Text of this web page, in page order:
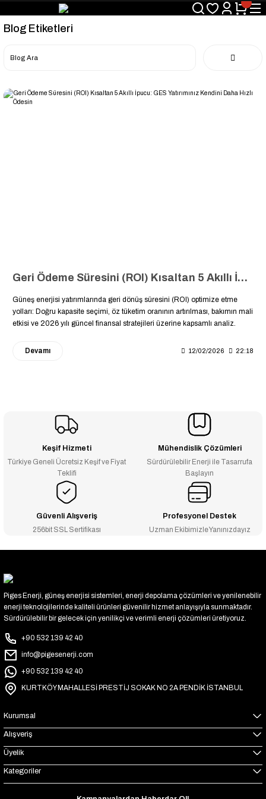
Blog Etiketleri
Geri Ödeme Süresini (ROI) Kısaltan 5 Akıllı İpucu: GES Yatırımınız Kendini Daha Hızlı Ödesin
Güneş enerjisi yatırımlarında geri dönüş süresini (ROI) optimize etme
yolları: Doğru kapasite seçimi, öz tüketim oranının artırılması, bakımın mali
etkisi ve 2026 yılı güncel finansal stratejileri üzerine kapsamlı analiz.
Devamı 12/02/2026 22:18
Keşif Hizmeti
Türkiye Geneli Ücretsiz Keşif ve Fiyat
Teklifi
Mühendislik Çözümleri
Sürdürülebilir Enerji ile Tasarrufa
Başlayın
Güvenli Alışveriş
256bit SSL Sertifikası
Profesyonel Destek
Uzman Ekibimizle Yanınızdayız
Piges Enerji, güneş enerjisi sistemleri, enerji depolama çözümleri ve yenilenebilir
enerji teknolojilerinde kaliteli ürünleri güvenilir hizmet anlayışıyla sunmaktadır.
Sürdürülebilir bir gelecek için yenilikçi ve verimli enerji çözümleri üretiyoruz.
+90 532 139 42 40
info@pigesenerji.com
+90 532 139 42 40
KURTKÖY MAHALLESİ PRESTİJ SOKAK NO 2A PENDİK İSTANBUL
Kurumsal
Alışveriş
Üyelik
Kategoriler